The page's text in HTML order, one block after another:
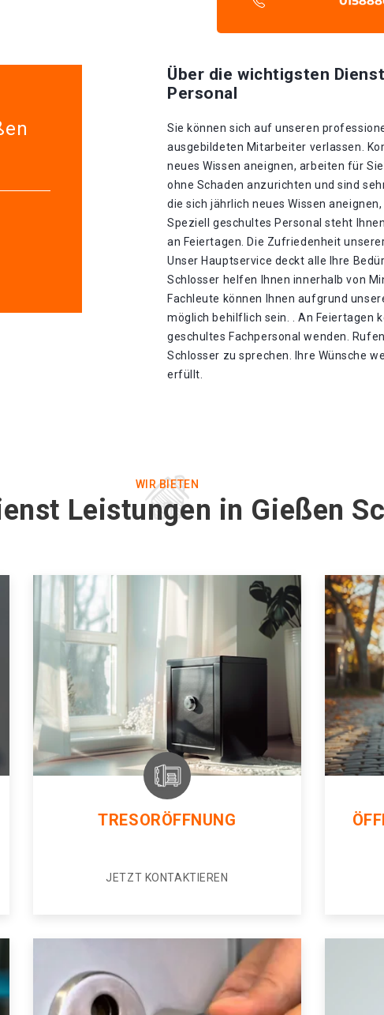
Über die wichtigsten
Personal
Sie können sich auf unseren
ausgebildeten Mitarbeiter verlassen.
neues Wissen aneignen, arbeiten für
ohne Schaden anzurichten und sind
die sich jährlich neues Wissen
Speziell geschultes Personal steht
an Feiertagen. Die Zufriedenheit
Unser Hauptservice deckt alle Ihre
Schlosser helfen Ihnen innerhalb von
Fachleute können Ihnen aufgrund
möglich behilflich sein. . An Feiertagen
geschultes Fachpersonal wenden.
Schlosser zu sprechen. Ihre Wünsche
erfüllt.
WIR BIETEN
Leistungen in Gießen
TRESORÖFFNUNG
JETZT KONTAKTIEREN